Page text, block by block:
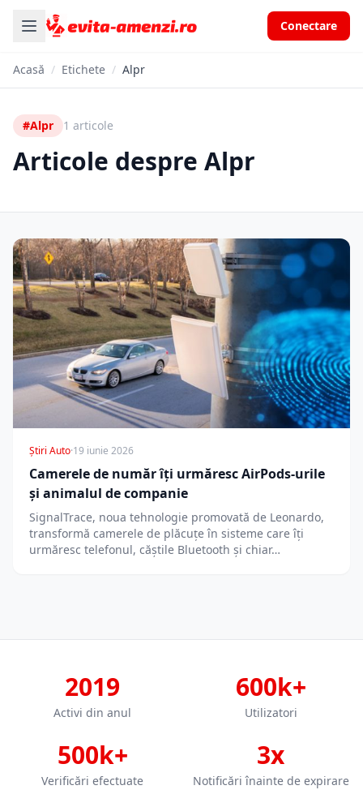
Conectare
Acasă / Etichete / Alpr
#Alpr 1 articole
Articole despre Alpr
Știri Auto·19 iunie 2026
Camerele de număr îți urmăresc AirPods-urile
și animalul de companie
SignalTrace, noua tehnologie promovată de Leonardo,
transformă camerele de plăcuțe în sisteme care îți
urmăresc telefonul, căștile Bluetooth și chiar…
2019
Activi din anul
600k+
Utilizatori
500k+
Verificări efectuate
3x
Notificări înainte de expirare